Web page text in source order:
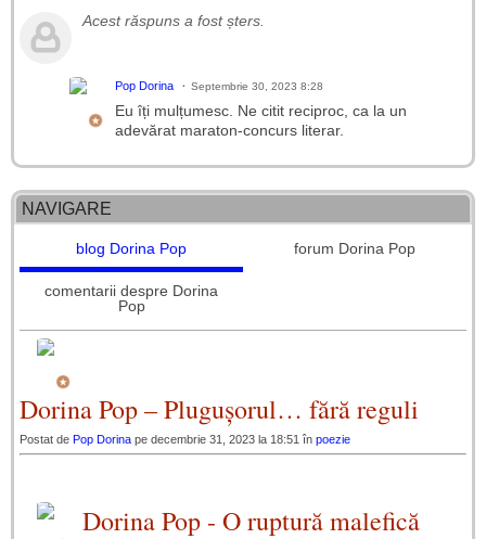
Acest răspuns a fost șters.
Pop Dorina Septembrie 30, 2023 8:28
Eu îți mulțumesc. Ne citit reciproc, ca la un
adevărat maraton-concurs literar.
NAVIGARE
blog Dorina Pop forum Dorina Pop
comentarii despre Dorina
Pop
Dorina Pop – Plugușorul… fără reguli
Postat de Pop Dorina pe decembrie 31, 2023 la 18:51 în poezie
Dorina Pop - O ruptură malefică